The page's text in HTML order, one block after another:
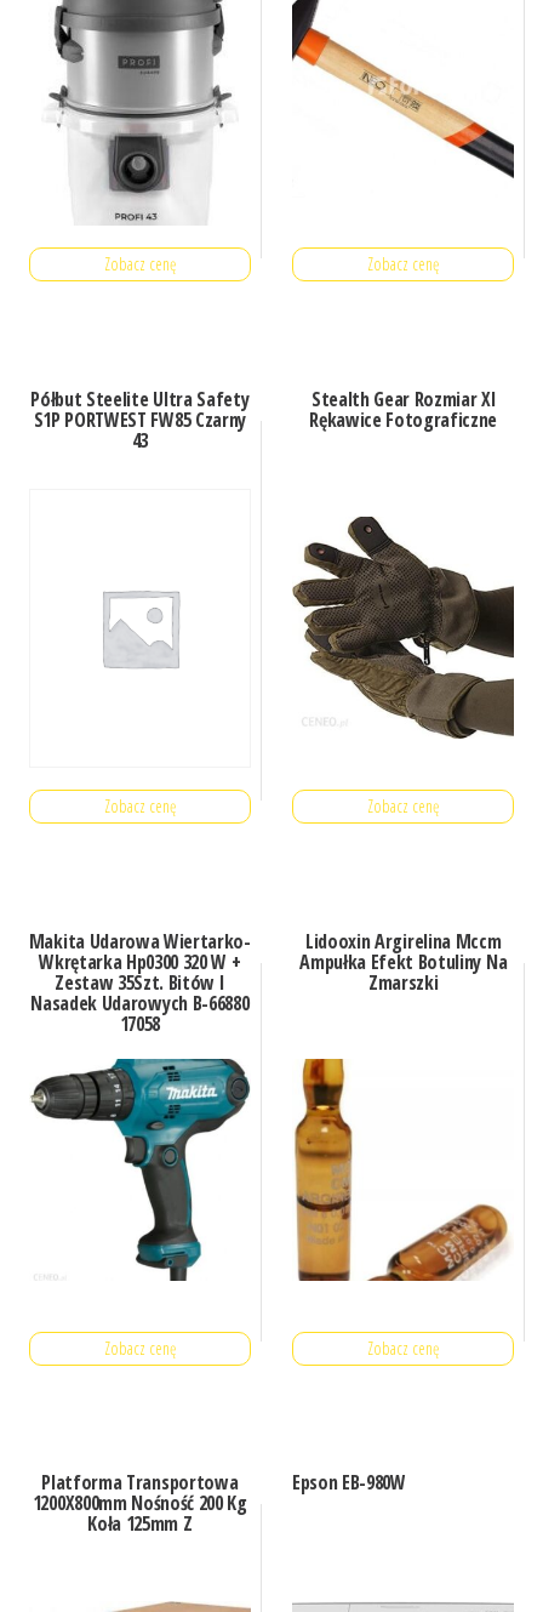
Zobacz cenę Zobacz cenę
Półbut Steelite Ultra Safety
S1P PORTWEST FW85 Czarny
43
Zobacz cenę
Stealth Gear Rozmiar Xl
Rękawice Fotograficzne
Zobacz cenę
Makita Udarowa Wiertarko-
Wkrętarka Hp0300 320 W +
Zestaw 35Szt. Bitów I
Nasadek Udarowych B-66880
17058
Zobacz cenę
Lidooxin Argirelina Mccm
Ampułka Efekt Botuliny Na
Zmarszki
Zobacz cenę
Platforma Transportowa
1200X800mm Nośność 200 Kg
Koła 125mm Z
Epson EB-980W